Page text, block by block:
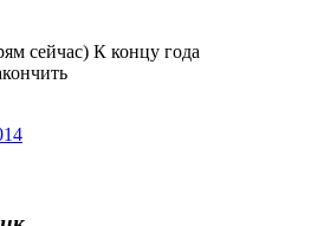
сейчас) К концу года